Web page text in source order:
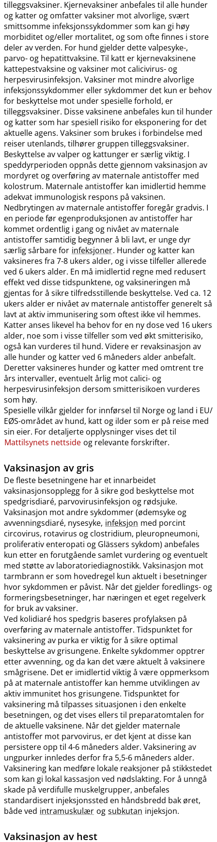
tilleggsvaksiner. Kjernevaksiner anbefales til alle hunder
og katter og omfatter vaksiner mot alvorlige, svært
smittsomme infeksjonssykdommer som kan gi høy
morbiditet og​/​eller mortalitet, og som ofte finnes i store
deler av verden. For hund gjelder dette valpesyke-,
parvo- og hepatittvaksine. Til katt er kjernevaksinene
kattepestvaksine og vaksiner mot calicivirus- og
herpesvirusinfeksjon. Vaksiner mot mindre alvorlige
infeksjonssykdommer eller sykdommer det kun er behov
for beskyttelse mot under spesielle forhold, er
tilleggsvaksiner. Disse vaksinene anbefales kun til hunder
og katter som har spesiell risiko for eksponering for det
aktuelle agens. Vaksiner som brukes i forbindelse med
reiser utenlands, tilhører gruppen tilleggsvaksiner.
Beskyttelse av valper og kattunger er særlig viktig. I
speddyrperioden oppnås dette gjennom vaksinasjon av
mordyret og overføring av maternale antistoffer med
kolostrum. Maternale antistoffer kan imidlertid hemme
adekvat immunologisk respons på vaksinen.
Nedbrytingen av maternale antistoffer foregår gradvis. I
en periode før egenproduksjonen av antistoffer har
kommet ordentlig i gang og nivået av maternale
antistoffer samtidig begynner å bli lavt, er unge dyr
særlig sårbare for infeksjoner. Hunder og katter kan
vaksineres fra 7-8 ukers alder, og i visse tilfeller allerede
ved 6 ukers alder. En må imidlertid regne med redusert
effekt ved disse tidspunktene, og vaksineringen må
gjentas for å sikre tilfredsstillende beskyttelse. Ved ca. 12
ukers alder er nivået av maternale antistoffer generelt så
lavt at aktiv immunisering som oftest ikke vil hemmes.
Katter anses likevel ha behov for en ny dose ved 16 ukers
alder, noe som i visse tilfeller som ved økt smitterisiko,
også kan vurderes til hund. Videre er revaksinasjon av
alle hunder og katter ved 6 måneders alder anbefalt.
Deretter vaksineres hunder og katter med omtrent tre
års intervaller, eventuelt årlig mot calici- og
herpesvirusinfeksjon dersom smitterisikoen vurderes
som høy.
Spesielle vilkår gjelder for innførsel til Norge og land i EU​/​
EØS-området av hund, katt og ilder som er på reise med
sin eier. For detaljerte opplysninger vises det til
Mattilsynets nettside og relevante forskrifter.
Vaksinasjon av gris
De fleste besetningene har et innarbeidet
vaksinasjonsopplegg for å sikre god beskyttelse mot
spedgrisdiaré, parvovirusinfeksjon og rødsjuke.
Vaksinasjon mot andre sykdommer (ødemsyke og
avvenningsdiaré, nysesyke, infeksjon med porcint
circovirus, rotavirus og clostridium, pleuropneumoni,
proliferativ enteropati og Glässers sykdom) anbefales
kun etter en forutgående samlet vurdering og eventuelt
med støtte av laboratoriediagnostikk. Vaksinasjon mot
tarmbrann er som hovedregel kun aktuelt i besetninger
hvor sykdommen er påvist. Når det gjelder foredlings- og
formeringsbesetninger, har næringen et eget regelverk
for bruk av vaksiner.
Ved kolidiaré hos spedgris baseres profylaksen på
overføring av maternale antistoffer. Tidspunktet for
vaksinering av purka er viktig for å sikre optimal
beskyttelse av grisungene. Enkelte sykdommer opptrer
etter avvenning, og da kan det være aktuelt å vaksinere
smågrisene. Det er imidlertid viktig å være oppmerksom
på at maternale antistoffer kan hemme utviklingen av
aktiv immunitet hos grisungene. Tidspunktet for
vaksinering må tilpasses situasjonen i den enkelte
besetningen, og det vises ellers til preparatomtalen for
de aktuelle vaksinene. Når det gjelder maternale
antistoffer mot parvovirus, er det kjent at disse kan
persistere opp til 4-6 måneders alder. Vaksinering av
ungpurker innledes derfor fra 5,5-6 måneders alder.
Vaksinering kan medføre lokale reaksjoner på stikkstedet
som kan gi lokal kassasjon ved nødslakting. For å unngå
skade på verdifulle muskelgrupper, anbefales
standardisert injeksjonssted en håndsbredd bak øret,
både ved intramuskulær og subkutan injeksjon.
Vaksinasjon av hest